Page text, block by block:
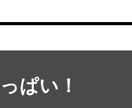
ぱい！